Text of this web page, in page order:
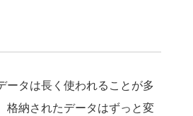
タは長く使われることが多
格納されたデータはずっと変